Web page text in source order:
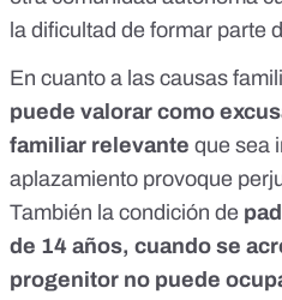
la dificultad de formar parte
En cuanto a las causas
puede valorar como
familiar relevante que sea
aplazamiento provoque
También la condición de
de 14 años, cuando se
progenitor no puede